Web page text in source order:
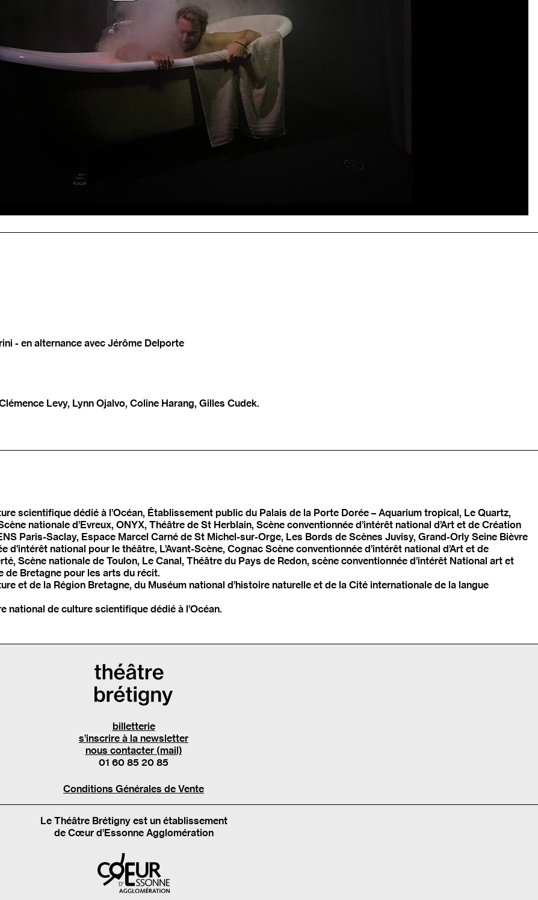
- en alternance avec Jérôme Delporte
Levy, Lynn Ojalvo, Coline Harang, Gilles Cudek.
scientifique dédié à l’Océan, Établissement public du Palais de la Porte Dorée – Aquarium tropical, Le Quartz,
nationale d’Evreux, ONYX, Théâtre de St Herblain, Scène conventionnée d’intérêt national d’Art et de Création
Paris-Saclay, Espace Marcel Carné de St Michel-sur-Orge, Les Bords de Scènes Juvisy, Grand-Orly Seine Bièvre
national pour le théâtre, L’Avant-Scène, Cognac Scène conventionnée d’intérêt national d’Art et de
Scène nationale de Toulon, Le Canal, Théâtre du Pays de Redon, scène conventionnée d’intérêt National art et
Bretagne pour les arts du récit.
et de la Région Bretagne, du Muséum national d’histoire naturelle et de la Cité internationale de la langue
de culture scientifique dédié à l’Océan.
billetterie
s’inscrire à la newsletter
nous contacter (mail)
01 60 85 20 85
Conditions Générales de Vente
Le Théâtre Brétigny est un établissement
de Cœur d’Essonne Agglomération